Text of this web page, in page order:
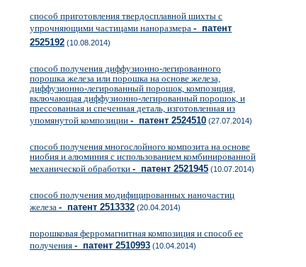
способ приготовления твердосплавной шихты с
упрочняющими частицами наноразмера - патент
2525192 (10.08.2014)
способ получения диффузионно-легированного
порошка железа или порошка на основе железа,
диффузионно-легированный порошок, композиция,
включающая диффузионно-легированный порошок, и
прессованная и спеченная деталь, изготовленная из
упомянутой композиции - патент 2524510 (27.07.2014)
способ получения многослойного композита на основе
ниобия и алюминия с использованием комбинированной
механической обработки - патент 2521945 (10.07.2014)
способ получения модифицированных наночастиц
железа - патент 2513332 (20.04.2014)
порошковая ферромагнитная композиция и способ ее
получения - патент 2510993 (10.04.2014)